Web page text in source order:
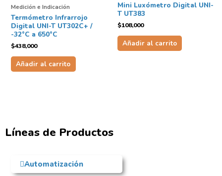
Medición e Indicación
Termómetro Infrarrojo
Digital UNI-T UT302C+ /
-32°C a 650°C
$438,000
Añadir al carrito
Mini Luxómetro Digital UNI-
T UT383
$108,000
Añadir al carrito
Líneas de Productos
Automatización